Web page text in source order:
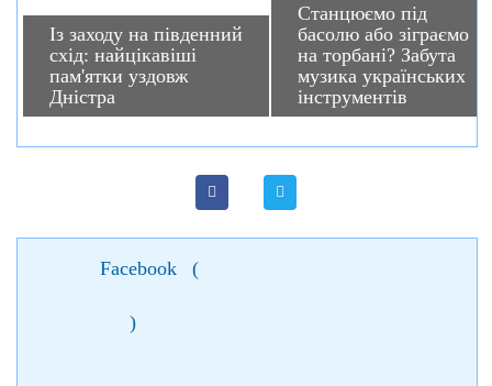
Із заходу на південний
схід: найцікавіші
пам'ятки уздовж
Дністра
Станцюємо під
басолю або зіграємо
на торбані? Забута
музика українських
інструментів
Facebook (
)